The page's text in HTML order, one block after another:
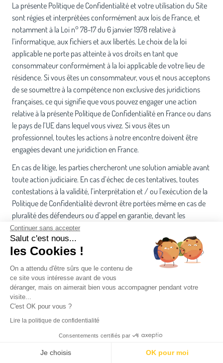
La présente Politique de Confidentialité et votre utilisation du Site
sont régies et interprétées conformément aux lois de France, et
notamment à la Loi n° 78-17 du 6 janvier 1978 relative à
l’informatique, aux fichiers et aux libertés. Le choix de la loi
applicable ne porte pas atteinte à vos droits en tant que
consommateur conformément à la loi applicable de votre lieu de
résidence. Si vous êtes un consommateur, vous et nous acceptons
de se soumettre à la compétence non exclusive des juridictions
françaises, ce qui signifie que vous pouvez engager une action
relative à la présente Politique de Confidentialité en France ou dans
le pays de l’UE dans lequel vous vivez. Si vous êtes un
professionnel, toutes les actions à notre encontre doivent être
engagées devant une juridiction en France.
En cas de litige, les parties chercheront une solution amiable avant
toute action judiciaire. En cas d’échec de ces tentatives, toutes
contestations à la validité, l’interprétation et / ou l’exécution de la
Politique de Confidentialité devront être portées même en cas de
pluralité des défendeurs ou d’appel en garantie, devant les
tribunaux français.
NOTRE CABINET
Continuer sans accepter
Salut c'est nous...
les Cookies !
On a attendu d'être sûrs que le contenu de
ce site vous intéresse avant de vous
déranger, mais on aimerait bien vous accompagner pendant votre
visite...
C'est OK pour vous ?
Lire la politique de confidentialité
Consentements certifiés par
Je choisis OK pour moi